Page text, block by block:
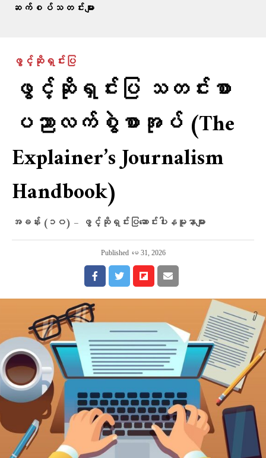
ဆက်စပ်သတင်းများ
ဖွင့်ဆိုရှင်းပြ
ဖွင့်ဆိုရှင်းပြ သတင်းစာ
ပညာလက်စွဲစာအုပ် (The
Explainer’s Journalism
Handbook)
အခန်း (၁၀) – ဖွင့်ဆိုရှင်းပြဆောင်းပါးနမူနာများ
Published မေ 31, 2026